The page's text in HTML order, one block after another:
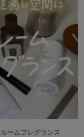
ルームフレグランス